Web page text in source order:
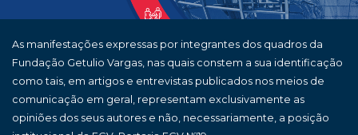
As manifestações expressas por integrantes dos quadros da
Fundação Getulio Vargas, nas quais constem a sua identificação
como tais, em artigos e entrevistas publicados nos meios de
comunicação em geral, representam exclusivamente as
opiniões dos seus autores e não, necessariamente, a posição